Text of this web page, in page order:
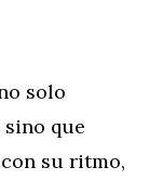
solo
que
su ritmo,